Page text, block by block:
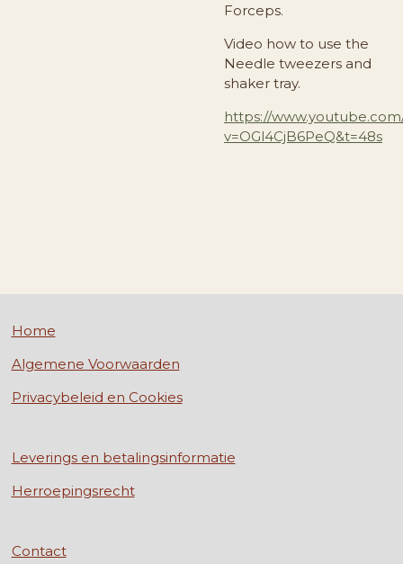
Forceps.
Video how to use the
Needle tweezers and
shaker tray.
https://
v=OGl4CjB6PeQ&t=48s
Home
Algemene Voorwaarden
Privacybeleid en Cookies
Leverings en betalingsinformatie
Herroepingsrecht
Contact